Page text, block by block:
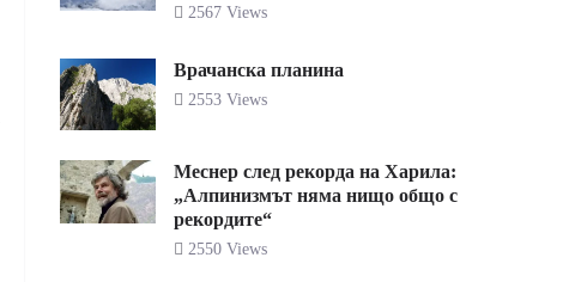
2567 Views
Врачанска планина
2553 Views
Меснер след рекорда на Харила:
„Алпинизмът няма нищо общо с
рекордите“
2550 Views